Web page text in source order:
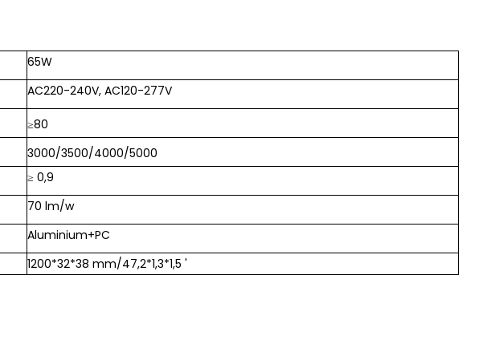
65W
AC220-240V, AC120-277V
≥80
3000/3500/4000/5000
≥ 0,9
70 lm/w
Aluminium+PC
1200*32*38 mm/47,2*1,3*1,5 '